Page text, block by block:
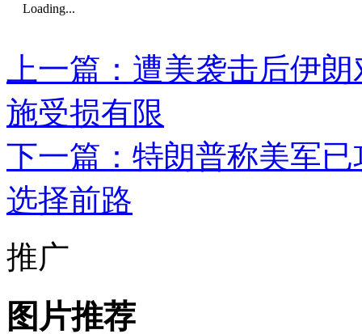
Loading...
上一篇：遭美袭击后伊
施受损有限
下一篇：特朗普称美军
选择前路
推广
图片推荐